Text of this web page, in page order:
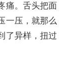
痛。舌头把面
一压，就那么
了异样，扭过